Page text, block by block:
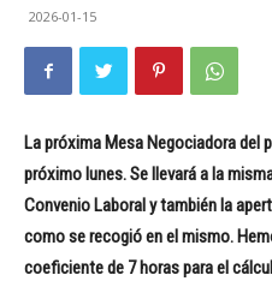
2026-01-15
La próxima Mesa Negociadora del
próximo lunes. Se llevará a la
Convenio Laboral y también la
como se recogió en el mismo.
coeficiente de 7 horas para el